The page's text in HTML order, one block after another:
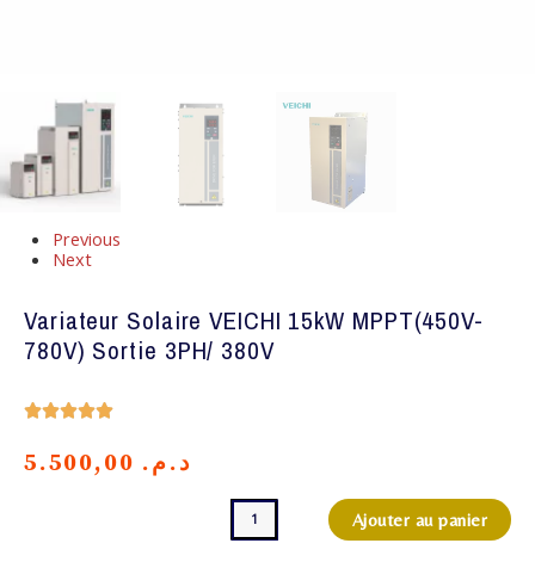
Previous
Next
Variateur Solaire VEICHI 15kW MPPT(450V-
780V) Sortie 3PH/ 380V
Noté
5
د.م.
quantité
Variateur
Ajouter au panier